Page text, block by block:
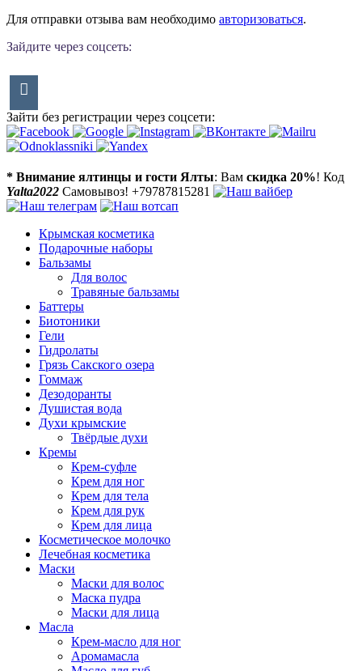
Для отправки отзыва вам необходимо авторизоваться.
Зайдите через соцсеть:
Зайти без регистрации через соцсети:
* Внимание ялтинцы и гости Ялты: Вам скидка 20%! Код
Yalta2022 Самовывоз! +79787815281
Крымская косметика
Подарочные наборы
Бальзамы
Для волос
Травяные бальзамы
Баттеры
Биотоники
Гели
Гидролаты
Грязь Сакского озера
Гоммаж
Дезодоранты
Душистая вода
Духи крымские
Твёрдые духи
Кремы
Крем-суфле
Крем для ног
Крем для тела
Крем для рук
Крем для лица
Косметическое молочко
Лечебная косметика
Маски
Маски для волос
Маска пудра
Маски для лица
Масла
Крем-масло для ног
Аромамасла